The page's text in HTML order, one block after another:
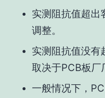
实测阻抗值超出
调整。
实测阻抗值没有
取决于PCB板厂
一般情况下，